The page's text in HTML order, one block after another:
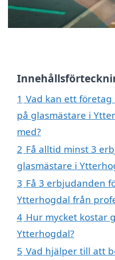
1 Vad kan ett
på glasmästare i
med?
2 Få alltid minst 3
glasmästare i
3 Få 3 erbjudanden
Ytterhogdal från
4 Hur mycket kostar
Ytterhogdal?
5 Vad hjälper till att